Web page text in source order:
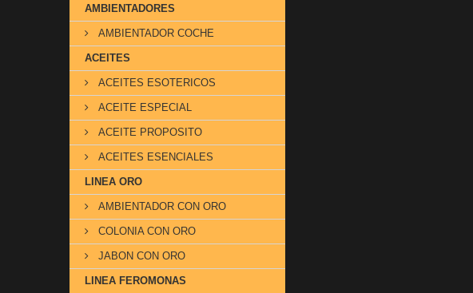
AMBIENTADORES
AMBIENTADOR COCHE
ACEITES
ACEITES ESOTERICOS
ACEITE ESPECIAL
ACEITE PROPOSITO
ACEITES ESENCIALES
LINEA ORO
AMBIENTADOR CON ORO
COLONIA CON ORO
JABON CON ORO
LINEA FEROMONAS